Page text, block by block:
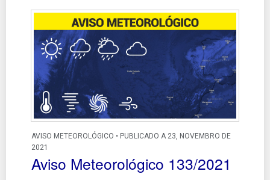
AVISO METEOROLÓGICO • PUBLICADO A 23, NOVEMBRO DE
2021
Aviso Meteorológico 133/2021